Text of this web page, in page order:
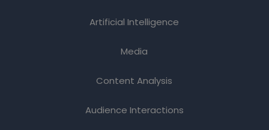
Artificial Intelligence
Media
Content Analysis
Audience Interactions